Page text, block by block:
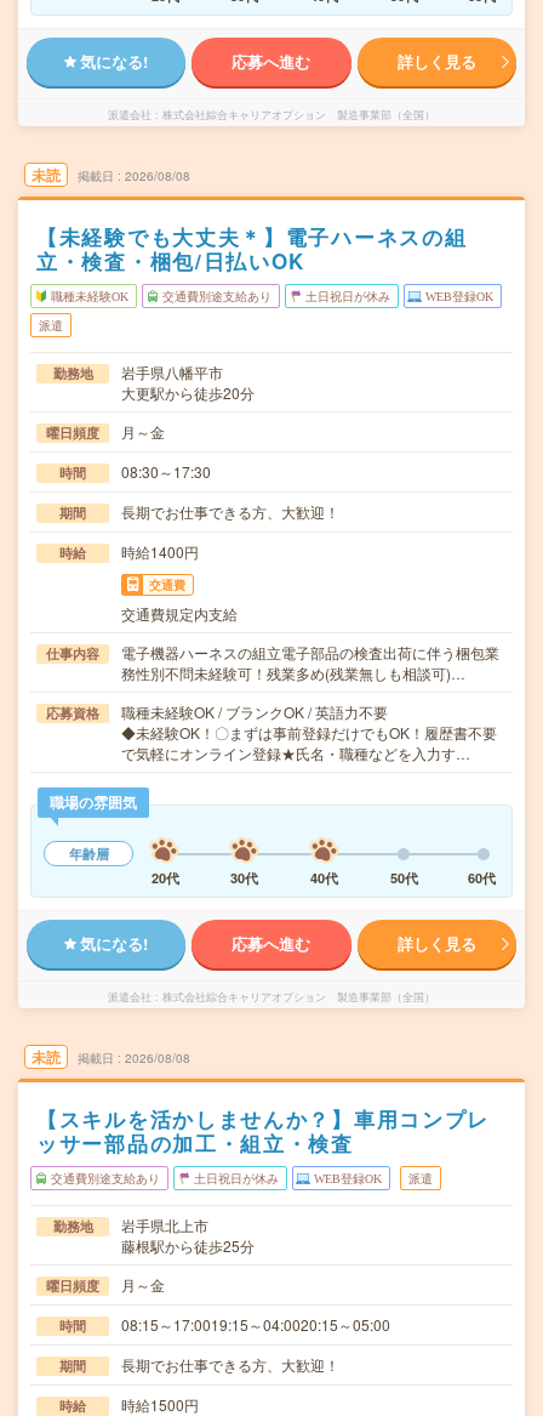
気になる! 応募へ進む 詳しく見る
派遣会社 株式会社綜合キャリアオプション 製造事業部（全国）
未読 掲載日 2026/08/08
【未経験でも大丈夫＊】電子ハーネスの組
立・検査・梱包/日払いOK
職種未経験OK 交通費別途支給あり 土日祝日が休み WEB登録OK
派遣
勤務地
岩手県八幡平市
大更駅から徒歩20分
曜日頻度 月～金
時間 08:30～17:30
期間 長期でお仕事できる方、大歓迎！
時給 時給1400円
交通費
交通費規定内支給
仕事内容
電子機器ハーネスの組立電子部品の検査出荷に伴う梱包業
務性別不問未経験可！残業多め(残業無しも相談可)…
応募資格
職種未経験OK / ブランクOK / 英語力不要
◆未経験OK！〇まずは事前登録だけでもOK！履歴書不要
で気軽にオンライン登録★氏名・職種などを入力す…
職場の雰囲気
年齢層
20代
30代 40代 50代 60代
気になる! 応募へ進む 詳しく見る
派遣会社 株式会社綜合キャリアオプション 製造事業部（全国）
未読 掲載日 2026/08/08
【スキルを活かしませんか？】車用コンプレ
ッサー部品の加工・組立・検査
交通費別途支給あり 土日祝日が休み WEB登録OK 派遣
勤務地
岩手県北上市
藤根駅から徒歩25分
曜日頻度 月～金
時間 08:15～17:0019:15～04:0020:15～05:00
期間 長期でお仕事できる方、大歓迎！
時給 時給1500円